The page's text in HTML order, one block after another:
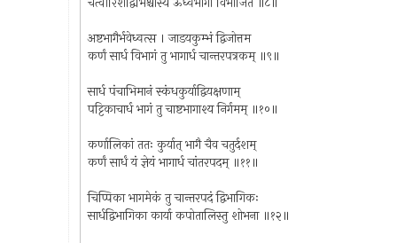
अष्टभागैर्भवेध्वत्स । जाडयकुम्भं द्विजोत्तम
कर्णं सार्ध विभागं तु भागार्ध चान्तरपत्रकम् ॥९॥
सार्ध पंचाभिमानं स्कंधकुर्याद्वियक्षणाम्
पट्टिकाचार्ध भागं तु चाष्टभागाश्य निर्गमम् ॥१०॥
कर्णालिकां ततः कुर्यात् भागै चैव चतुर्दशम्
कर्णं सार्धं यं ज्ञेयं भागार्ध चांतरपदम् ॥११॥
चिप्पिका भागमेकं तु चान्तरपदं द्विभागिकः
सार्धद्विभागिका कार्या कपोतालिस्तु शोभना ॥१२॥